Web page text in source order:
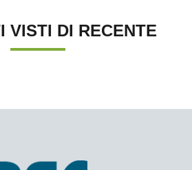
VISTI DI RECENTE